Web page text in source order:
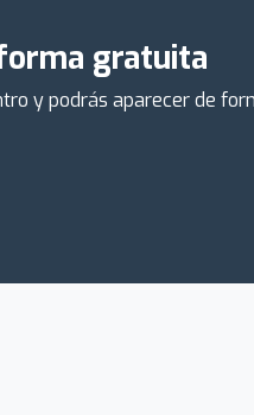
gratuita
y podrás aparecer de